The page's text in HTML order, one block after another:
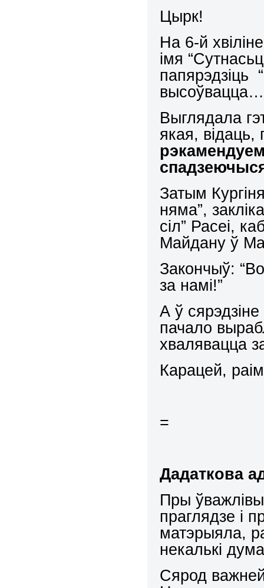
Цырк!
На 6-й
імя
папярэдзіць
высоўвацца…
Выглядала
якая,
Затым
няма”,
сіл” Расеі,
Майдану ў
Закончыў:
за намі!”
А ў
пачало
хвалявацца
Карацей,
=
Дадаткова
Пры
праглядзе і
матэрыяла,
некалькі
Сярод